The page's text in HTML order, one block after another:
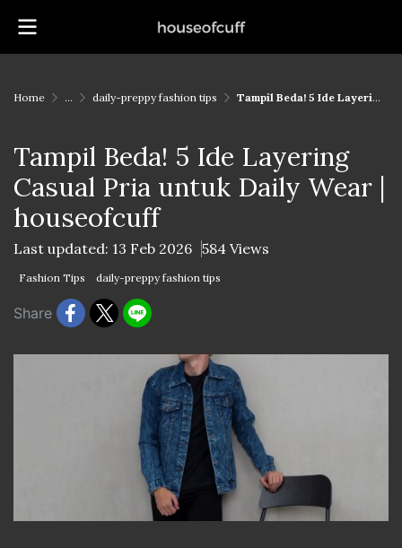
Home ... daily-preppy fashion tips Tampil Beda! 5 Ide Layering Casual Pria untuk Daily Wear | houseofcuff
Tampil Beda! 5 Ide Layering
Casual Pria untuk Daily Wear |
houseofcuff
Last updated: 13 Feb 2026 584 Views
Fashion Tips daily-preppy fashion tips
Share